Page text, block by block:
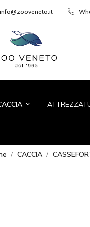
info@zooveneto.it
keyboard_arrow_down
CACCIA